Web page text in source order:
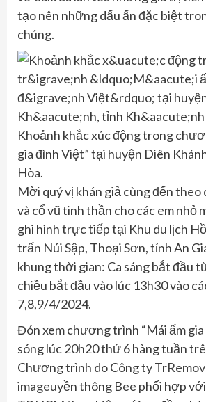
tạo nên những dấu ấn đặc biệt
chúng.
Khoảnh khắc xúc động trong
gia đình Việt” tại huyện Diên
Hòa.
Mời quý vị khán giả cùng đến
và cổ vũ tinh thần cho các em nhỏ
ghi hình trực tiếp tại Khu du lịch
trấn Núi Sập, Thoại Sơn, tỉnh An
khung thời gian: Ca sáng bắt đầu
chiều bắt đầu vào lúc 13h30 vào
7,8,9/4/2024.
Đón xem chương trình “Mái ấm gia
sóng lúc 20h20 thứ 6 hàng tuần
Chương trình do Công ty Tr
imageuyền thông Bee phối hợp